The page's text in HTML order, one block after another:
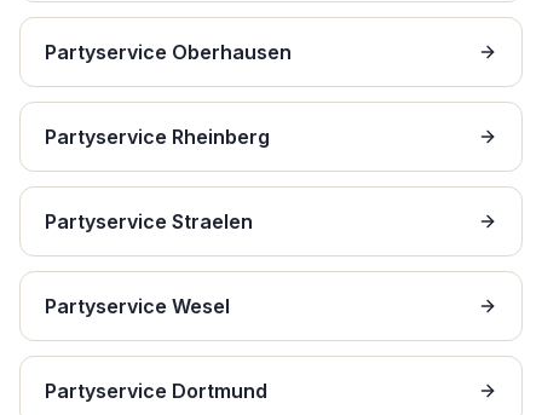
Partyservice Oberhausen
Partyservice Rheinberg
Partyservice Straelen
Partyservice Wesel
Partyservice Dortmund